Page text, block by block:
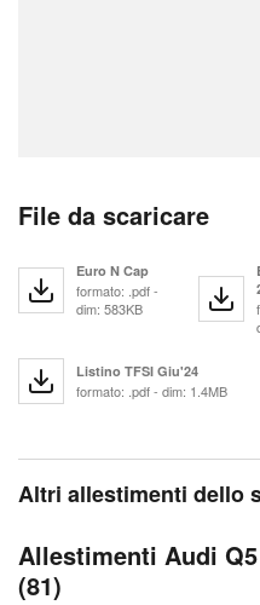
File da scaricare
Euro N Cap
formato: .pdf -
dim: 583KB
Listino TFSI Giu'24
formato: .pdf - dim: 1.4MB
Altri allestimenti dello
Allestimenti Audi
(81)